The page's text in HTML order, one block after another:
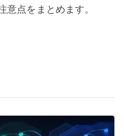
点をまとめます。